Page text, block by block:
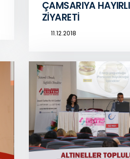
ÇAMSARIYA
ZİYARETİ
11.12.2018